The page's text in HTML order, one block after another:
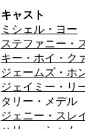
キャスト
ミシェル・ヨー
ステファニー・
キー・ホイ・ク
ジェームズ・ホ
ジェイミー・リ
タリー・メデル
ジェニー・スレ